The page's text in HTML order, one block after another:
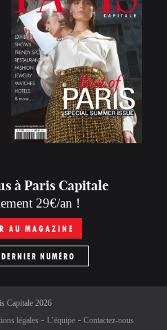
à Paris Capitale
29€/an !
AU MAGAZINE
NUMÉRO
Capitale2026
légales L’équipe Contactez-nous